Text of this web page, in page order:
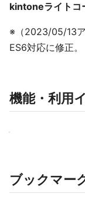
kintoneライトコ
※（2023/05/13
ES6対応に修正。
機能・利用
ブックマー